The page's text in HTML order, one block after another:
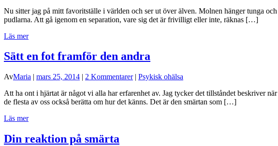
Nu sitter jag på mitt favoritställe i världen och ser ut över älven. Molnen hänger tunga
pudlarna. Att gå igenom en separation, vare sig det är frivilligt eller inte, räknas […]
Läs mer
Sätt en fot framför den andra
AvMaria | mars 25, 2014 | 2 Kommentarer| Psykisk ohälsa
Att ha ont i hjärtat är något vi alla har erfarenhet av. Jag tycker det tillståndet beskriver
de flesta av oss också berätta om hur det känns. Det är den smärtan som […]
Läs mer
Din reaktion på smärta